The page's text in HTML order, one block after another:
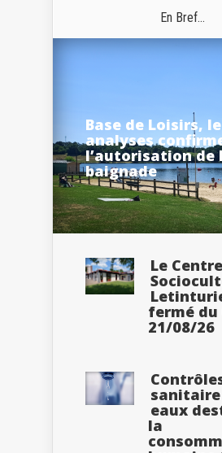
En Bref...
Base de Loisirs,
analyses
l’autorisation de
baignade
Le Centre
fermé du
21/08/26
sanitaire
eaux
la